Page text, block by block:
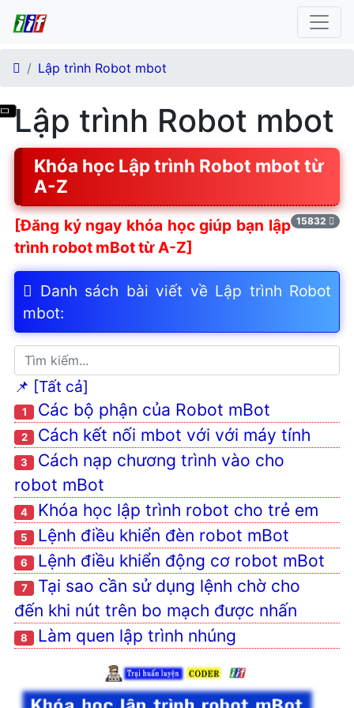
mBot
Cách kết nối mbot với với
máy tính
Cách nạp chương trình vào
cho robot mBot
Khóa học lập trình robot cho
trẻ em
Lệnh điều khiển đèn robot
mBot
Lệnh điều khiển động cơ
robot mBot
Tại sao cần sử dụng lệnh
chờ cho đến khi nút trên bo
mạch được nhấn
Làm quen lập trình nhúng
Lập trình Robot mbot
Lập trình Robot mbot
Khóa học Lập trình Robot mbot từ
A-Z
15832
[Đăng ký ngay khóa học giúp bạn lập
trình robot mBot từ A-Z]
Danh sách bài viết về Lập trình Robot
mbot:
📌 [Tất cả]
1 Các bộ phận của Robot mBot
2 Cách kết nối mbot với với máy tính
3
Cách nạp chương trình vào cho
robot mBot
4 Khóa học lập trình robot cho trẻ em
5 Lệnh điều khiển đèn robot mBot
6 Lệnh điều khiển động cơ robot mBot
7
Tại sao cần sử dụng lệnh chờ cho
đến khi nút trên bo mạch được nhấn
8 Làm quen lập trình nhúng